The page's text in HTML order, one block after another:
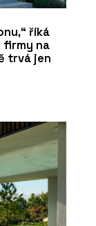
říká
firmy na
trvá jen